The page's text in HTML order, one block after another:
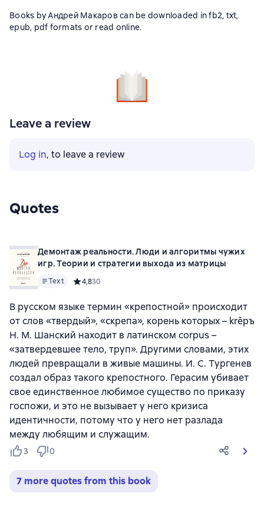
Books by Андрей Макаров can be downloaded in fb2, txt,
epub, pdf formats or read online.
Leave a review
Log in, to leave a review
Quotes
Демонтаж реальности. Люди и алгоритмы чужих
игр. Теории и стратегии выхода из матрицы
Text Средний рейтинг 4,8 на основе 30 оценок
4,830
В русском языке термин «крепостной» происходит
от слов «твердый», «скрепа», корень которых – krěpъ
Н. М. Шанский находит в латинском corpus –
«затвердевшее тело, труп». Другими словами, этих
людей превращали в живые машины. И. С. Тургенев
создал образ такого крепостного. Герасим убивает
свое единственное любимое существо по приказу
госпожи, и это не вызывает у него кризиса
идентичности, потому что у него нет разлада
между любящим и служащим.
3 0
7 more quotes from this book